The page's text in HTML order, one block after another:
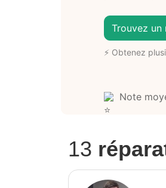
Trouvez un
⚡ Obtenez
Note
13